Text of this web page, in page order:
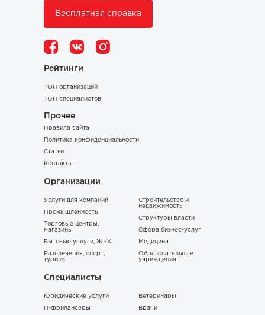
Бесплатная справка
Рейтинги
ТОП организаций
ТОП специалистов
Прочее
Правила сайта
Политика конфиденциальности
Статьи
Контакты
Организации
Услуги для компаний
Промышленность
Торговые центры,
магазины
Бытовые услуги, ЖКХ
Развлечения, спорт,
туризм
Строительство и
недвижимость
Структуры власти
Сфера бизнес-услуг
Медицина
Образовательные
учреждения
Специалисты
Юридические услуги
IT-фрилансеры
Ветеринары
Врачи